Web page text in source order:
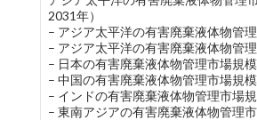
2031年）
– アジア太平洋の有害廃棄液体物管
– アジア太平洋の有害廃棄液体物管
– 日本の有害廃棄液体物管理市場規模
– 中国の有害廃棄液体物管理市場規模
– インドの有害廃棄液体物管理市場
– 東南アジアの有害廃棄液体物管理